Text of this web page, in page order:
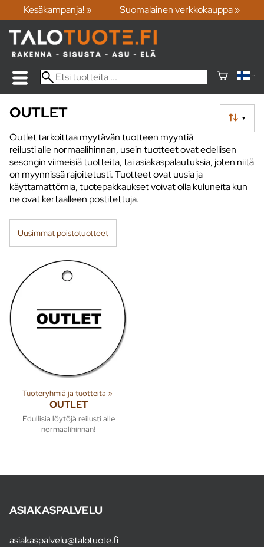
Kesäkampanja! » Suomalainen verkkokauppa »
▼
OUTLET
Outlet tarkoittaa myytävän tuotteen myyntiä
reilusti alle normaalihinnan, usein tuotteet ovat edellisen
sesongin viimeisiä tuotteita, tai asiakaspalautuksia, joten niitä
on myynnissä rajoitetusti. Tuotteet ovat uusia ja
käyttämättömiä, tuotepakkaukset voivat olla kuluneita kun
ne ovat kertaalleen postitettuja.
Uusimmat poistotuotteet
Tuoteryhmiä ja tuotteita ‪»
OUTLET
Edullisia löytöjä reilusti alle
normaalihinnan!
ASIAKASPALVELU
asiakaspalvelu@talotuote.fi